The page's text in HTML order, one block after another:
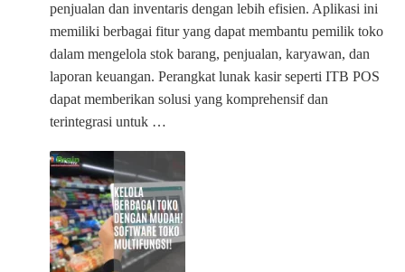
penjualan dan inventaris dengan lebih efisien. Aplikasi ini
memiliki berbagai fitur yang dapat membantu pemilik toko
dalam mengelola stok barang, penjualan, karyawan, dan
laporan keuangan. Perangkat lunak kasir seperti ITB POS
dapat memberikan solusi yang komprehensif dan
terintegrasi untuk …